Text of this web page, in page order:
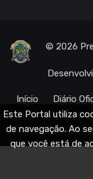
Este Portal utiliza
de navegação. Ao
que você está de
© 2026
Início Diário